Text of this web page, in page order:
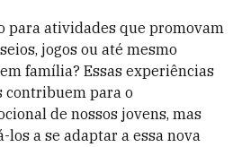
para atividades que promovam
jogos ou até mesmo
família? Essas experiências
contribuem para o
de nossos jovens, mas
a se adaptar a essa nova